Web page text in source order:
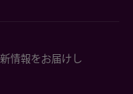
情報をお届けし